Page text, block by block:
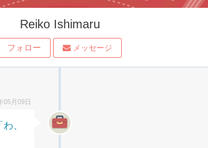
Reiko Ishimaru
フォロー メッセージ
、
05月09日